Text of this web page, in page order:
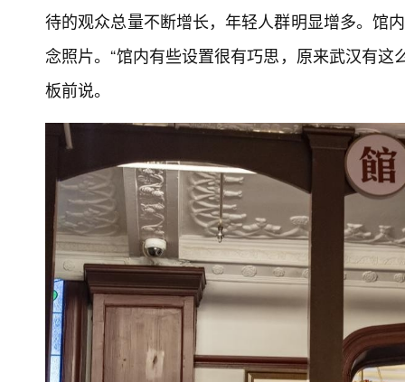
待的观众总量不断增长，年轻人群明显增多。馆
念照片。“馆内有些设置很有巧思，原来武汉有
板前说。